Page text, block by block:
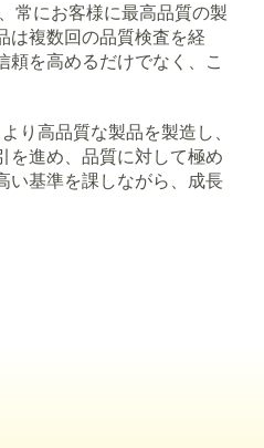
にお客様に最高品質の製
は複数回の品質検査を経
頼を高めるだけでなく、こ
り高品質な製品を製造し、
を進め、品質に対して極め
い基準を課しながら、成長